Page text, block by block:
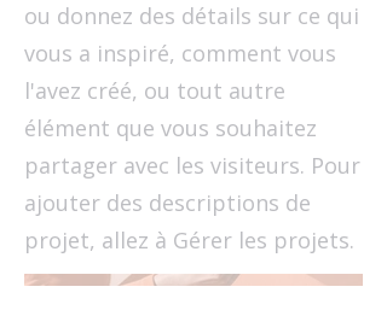
ou donnez des détails sur ce qui
vous a inspiré, comment vous
l'avez créé, ou tout autre
élément que vous souhaitez
partager avec les visiteurs. Pour
ajouter des descriptions de
projet, allez à Gérer les projets.